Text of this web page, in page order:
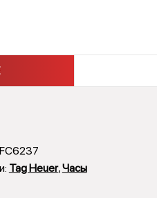
Tag Heuer,Часы